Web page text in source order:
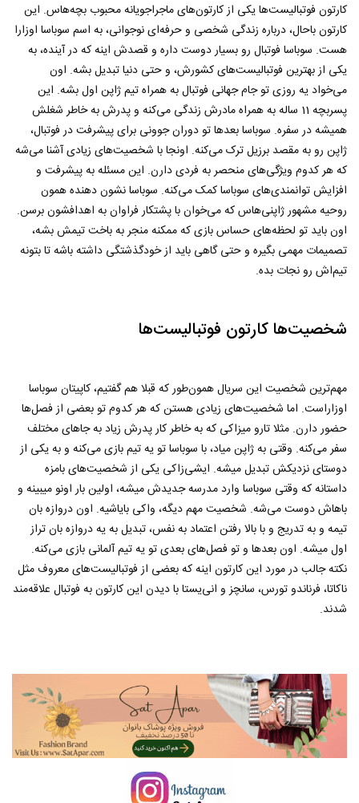
کارتون فوتبالیست‌ها یکی از کارتون‌های ماجراجویانه محبوب بچه‌هاس. این
کارتون باحال، درباره زندگی شخصی و حرفه‌ای نوجوانی، به اسم سوباسا اوزارا
هست. سوباسا فوتبال رو بسیار دوست داره و قصدش اینه که در آینده، به
یکی از بهترین فوتبالیست‌های کشورش، و حتی دنیا تبدیل بشه. اون
می‌خواد یه روزی تو جام جهانی فوتبال به همراه تیم ژاپن اول بشه. این
پسربچه 11 ساله به همراه مادرش زندگی می‌کنه و پدرش به خاطر شغلش
همیشه در سفره. سوباسا بعدها تو دوران جوونی برای پیشرفت در فوتبال،
ژاپن رو به مقصد برزیل ترک می‌کنه. اونجا با شخصیت‌های زیادی آشنا می‌شه
که هر کدوم ویژگی‌های منحصر به فردی دارن. این مسئله به پیشرفت و
افزایش توانمندی‌های سوباسا کمک می‌کنه. سوباسا نشون دهنده همون
روحیه مشهور ژاپنی‌هاس که می‌خوان با پشتکار فراوان به اهدافشون برسن.
اون باید تو لحظه‌های حساس بازی که ممکنه منجر به باخت تیمش بشه،
تصمیمات مهمی بگیره و حتی گاهی باید از خودگذشتگی داشته باشه تا بتونه
تیم‌اش رو نجات بده.
شخصیت‌ها کارتون فوتبالیست‌ها
مهم‌ترین شخصیت این سریال همون‌طور که قبلا هم گفتیم، کاپیتان سوباسا
اوزاراست. اما شخصیت‌های زیادی هستن که هر کدوم تو بعضی از فصل‌ها
حضور دارن. مثلا تارو میزاکی که به خاطر کار پدرش زیاد به جاهای مختلف
سفر می‌کنه. وقتی به ژاپن میاد، با سوباسا تو یه تیم بازی می‌کنه و به یکی از
دوستای نزدیکش تبدیل میشه. ایشی‌زاکی یکی از شخصیت‌های بامزه
داستانه که وقتی سوباسا وارد مدرسه جدیدش میشه، اولین بار اونو میبینه و
باهاش دوست می‌شه. شخصیت مهم دیگه، واکی بایاشیه. اون دروازه بان
تیمه و به تدریج و با بالا رفتن اعتماد به نفس، تبدیل به یه دروازه بان تراز
اول میشه. اون بعدها و تو فصل‌های بعدی تو یه تیم آلمانی بازی می‌کنه.
نکته جالب در مورد این کارتون اینه که بعضی از فوتبالیست‌های معروف مثل
ناکاتا، فرناندو تورس، سانچز و انی‌یستا با دیدن این کارتون به فوتبال علاقه‌مند
شدند.